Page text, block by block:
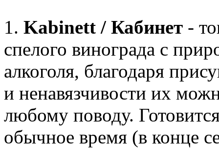
1. Kabinett / Кабинет -
спелого винограда с
алкоголя, благодаря
и ненавязчивости их
любому поводу.
обычное время (в конце